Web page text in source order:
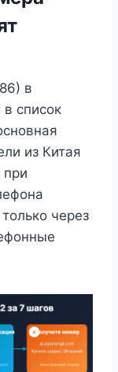
в
список
из Китая
при
через